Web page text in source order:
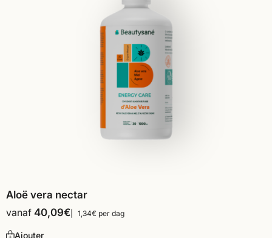
Aloë vera nectar
vanaf 40,09€ 1,34€ per dag
Ajouter